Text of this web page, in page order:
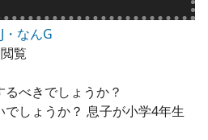
・なんG
覧
べきでしょうか？
しょうか？ 息子が小学4年生